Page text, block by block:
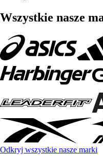
Wszystkie nasze
Odkryj wszystkie nasze marki